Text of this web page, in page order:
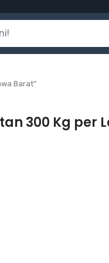
Barat”
300 Kg per